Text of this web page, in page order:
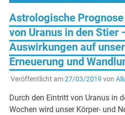
Astrologische Prognose
von Uranus in den Stier
Auswirkungen auf
Erneuerung und
Veröffentlicht am27/03/2019 von
Durch den Eintritt von Uranus in
Wochen wird unser Körper- und